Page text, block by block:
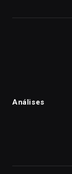
Análises